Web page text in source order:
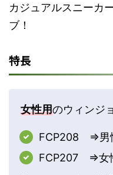
カジュアルスニーカ
ブ！
特長
女性用のウィンジ
FCP208 ⇒男
FCP207 ⇒女